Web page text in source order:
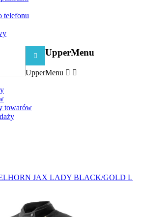
telefonu
 UpperMenu
UpperMenu  
towarów
JAX LADY BLACK/GOLD L